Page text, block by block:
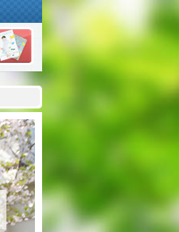
ご挨拶
学校紹介
アクセスマップ
沿革
百合学院の３つの教育